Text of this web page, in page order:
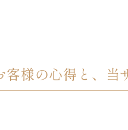
様の心得と、当